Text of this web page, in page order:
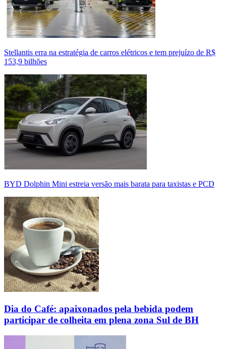
Stellantis erra na estratégia de carros elétricos e tem prejuízo de R$
153,9 bilhões
BYD Dolphin Mini estreia versão mais barata para taxistas e PCD
Dia do Café: apaixonados pela bebida podem
participar de colheita em plena zona Sul de BH